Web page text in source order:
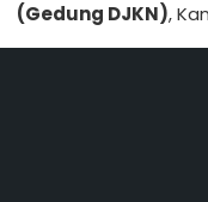
(Gedung DJKN),